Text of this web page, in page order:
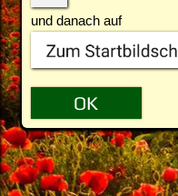
und danach auf